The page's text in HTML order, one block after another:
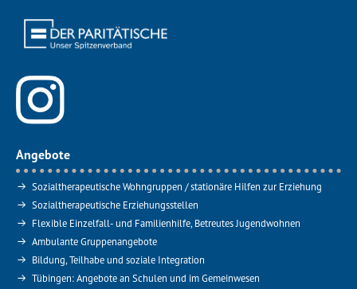
Angebote
Sozialtherapeutische Wohngruppen / stationäre Hilfen zur Erziehung
Sozialtherapeutische Erziehungsstellen
Flexible Einzelfall- und Familienhilfe, Betreutes Jugendwohnen
Ambulante Gruppenangebote
Bildung, Teilhabe und soziale Integration
Tübingen: Angebote an Schulen und im Gemeinwesen